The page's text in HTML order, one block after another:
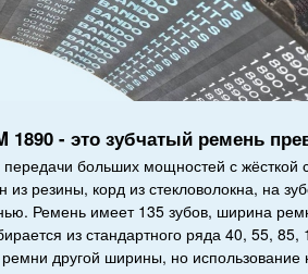
1890 - это зубчатый ремень
передачи больших мощностей с
из резины, корд из стекловолокна, на
Ремень имеет 135 зубов, ширина
из стандартного ряда 40, 55,
ремни другой ширины, но